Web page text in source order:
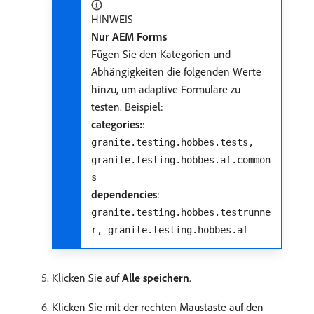
HINWEIS
Nur AEM Forms
Fügen Sie den Kategorien und
Abhängigkeiten die folgenden Werte
hinzu, um adaptive Formulare zu
testen. Beispiel:
categories::
granite.testing.hobbes.tests,
granite.testing.hobbes.af.common
s
dependencies:
granite.testing.hobbes.testrunne
r, granite.testing.hobbes.af
Klicken Sie aufAlle speichern.
Klicken Sie mit der rechten Maustaste auf den